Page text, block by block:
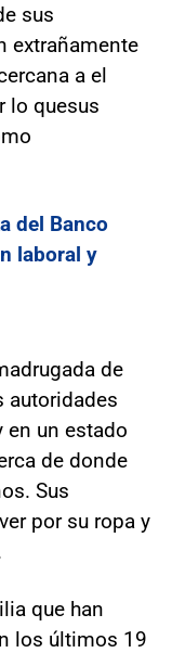
sus
extrañamente
a el
lo quesus
del Banco
laboral y
de
autoridades
en un estado
de donde
Sus
por su ropa y
que han
los últimos 19